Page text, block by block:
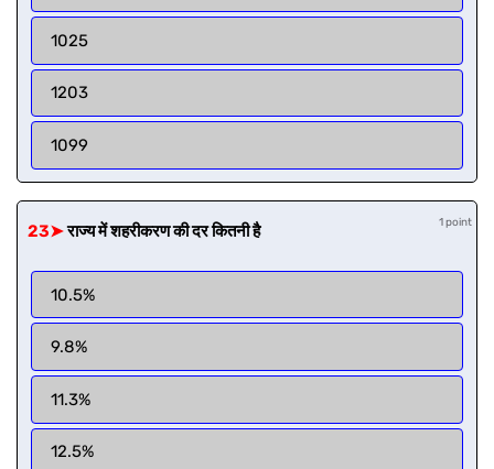
1025
1203
1099
23➤राज्य में शहरीकरण की दर कितनी है 1 point
10.5%
9.8%
11.3%
12.5%